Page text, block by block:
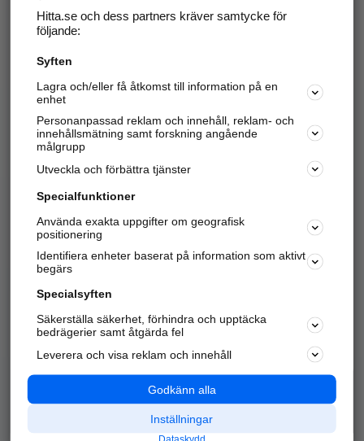
Hitta.se - Gratis nummerupplysning.
Sök företag, personer och platser.
Hitta telefonnummer, adresser, företagsinfo mm.
Marknadsför företaget
Kom igång och annonsera mot
samarbetspartners nära dig.
Alla kategorier
Populära sökningar
API & Kartor
Annonsera
Integritet
Nödnummer
Hitta.se och dess partners kräver samtycke för
följande:
Syften
Lagra och/eller få åtkomst till information på en
enhet
Personanpassad reklam och innehåll, reklam- och
innehållsmätning samt forskning angående
målgrupp
Utveckla och förbättra tjänster
Specialfunktioner
Använda exakta uppgifter om geografisk
positionering
Identifiera enheter baserat på information som aktivt
begärs
Specialsyften
Säkerställa säkerhet, förhindra och upptäcka
bedrägerier samt åtgärda fel
Leverera och visa reklam och innehåll
Godkänn alla
Inställningar
Dataskydd